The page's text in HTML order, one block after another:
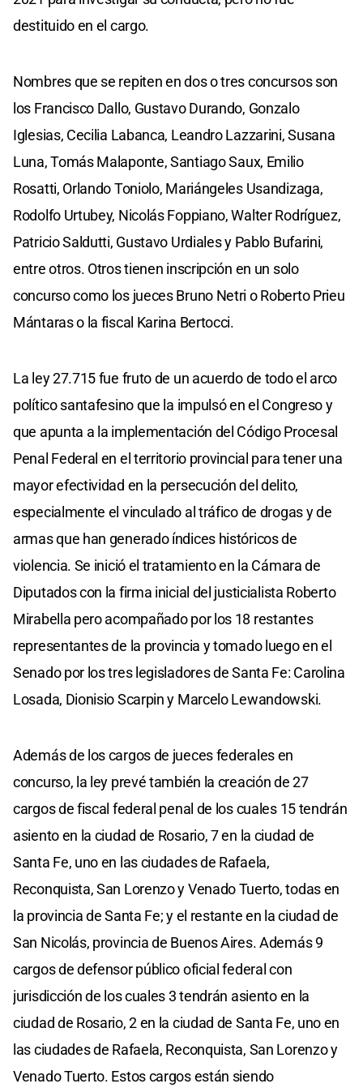
destituido en el cargo.
Nombres que se repiten en dos o tres concursos son
los Francisco Dallo, Gustavo Durando, Gonzalo
Iglesias, Cecilia Labanca, Leandro Lazzarini, Susana
Luna, Tomás Malaponte, Santiago Saux, Emilio
Rosatti, Orlando Toniolo, Mariángeles Usandizaga,
Rodolfo Urtubey, Nicolás Foppiano, Walter Rodríguez,
Patricio Saldutti, Gustavo Urdiales y Pablo Bufarini,
entre otros. Otros tienen inscripción en un solo
concurso como los jueces Bruno Netri o Roberto Prieu
Mántaras o la fiscal Karina Bertocci.
La ley 27.715 fue fruto de un acuerdo de todo el arco
político santafesino que la impulsó en el Congreso y
que apunta a la implementación del Código Procesal
Penal Federal en el territorio provincial para tener una
mayor efectividad en la persecución del delito,
especialmente el vinculado al tráfico de drogas y de
armas que han generado índices históricos de
violencia. Se inició el tratamiento en la Cámara de
Diputados con la firma inicial del justicialista Roberto
Mirabella pero acompañado por los 18 restantes
representantes de la provincia y tomado luego en el
Senado por los tres legisladores de Santa Fe: Carolina
Losada, Dionisio Scarpin y Marcelo Lewandowski.
Además de los cargos de jueces federales en
concurso, la ley prevé también la creación de 27
cargos de fiscal federal penal de los cuales 15 tendrán
asiento en la ciudad de Rosario, 7 en la ciudad de
Santa Fe, uno en las ciudades de Rafaela,
Reconquista, San Lorenzo y Venado Tuerto, todas en
la provincia de Santa Fe; y el restante en la ciudad de
San Nicolás, provincia de Buenos Aires. Además 9
cargos de defensor público oficial federal con
jurisdicción de los cuales 3 tendrán asiento en la
ciudad de Rosario, 2 en la ciudad de Santa Fe, uno en
las ciudades de Rafaela, Reconquista, San Lorenzo y
Venado Tuerto. Estos cargos están siendo